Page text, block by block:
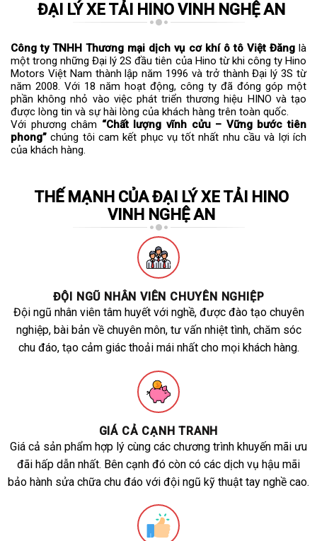
ĐẠI LÝ XE TẢI HINO VINH NGHỆ AN
Công ty TNHH Thương mại dịch vụ cơ khí ô tô Việt Đănglà
một trong những Đại lý 2S đầu tiên của Hino từ khi công ty Hino
Motors Việt Nam thành lập năm 1996 và trở thành Đại lý 3S từ
năm 2008. Với 18 năm hoạt động, công ty đã đóng góp một
phần không nhỏ vào việc phát triển thương hiệu HINO và tạo
được lòng tin và sự hài lòng của khách hàng trên toàn quốc.
Với phương châm “Chất lượng vĩnh cửu – Vững bước tiên
phong” chúng tôi cam kết phục vụ tốt nhất nhu cầu và lợi ích
của khách hàng.
THẾ MẠNH CỦA ĐẠI LÝ XE TẢI HINO
VINH NGHỆ AN
ĐỘI NGŨ NHÂN VIÊN CHUYÊN NGHIỆP
Đội ngũ nhân viên tâm huyết với nghề, được đào tạo chuyên
nghiệp, bài bản về chuyên môn, tư vấn nhiệt tình, chăm sóc
chu đáo, tạo cảm giác thoải mái nhất cho mọi khách hàng.
GIÁ CẢ CẠNH TRANH
Giá cả sản phẩm hợp lý cùng các chương trình khuyến mãi ưu
đãi hấp dẫn nhất. Bên cạnh đó còn có các dịch vụ hậu mãi
bảo hành sửa chữa chu đáo với đội ngũ kỹ thuật tay nghề cao.